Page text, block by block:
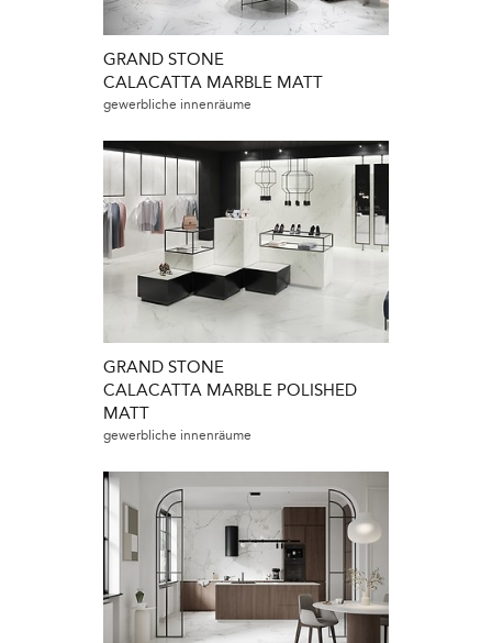
GRAND STONE
CALACATTA MARBLE MATT
gewerbliche innenräume
GRAND STONE
CALACATTA MARBLE POLISHED
MATT
gewerbliche innenräume